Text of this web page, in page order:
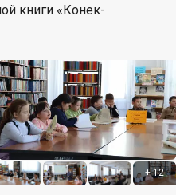
книги «Конек-
+12